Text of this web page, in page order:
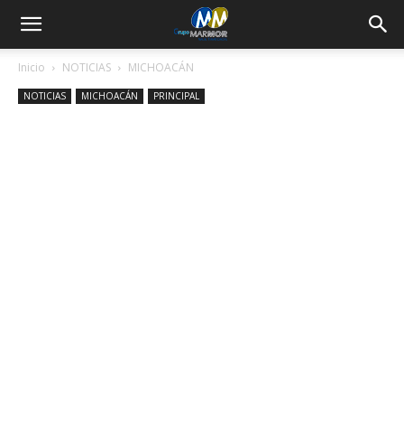
Inicio NOTICIAS MICHOACÁN
NOTICIAS MICHOACÁN PRINCIPAL